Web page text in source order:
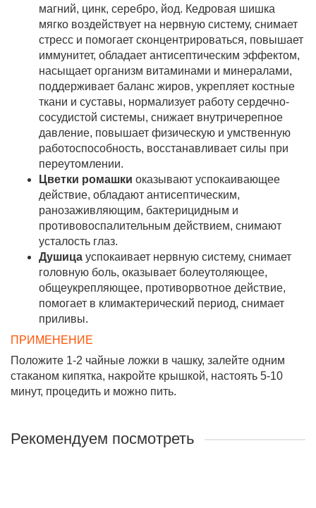
магний, цинк, серебро, йод. Кедровая шишка
мягко воздействует на нервную систему, снимает
стресс и помогает сконцентрироваться, повышает
иммунитет, обладает антисептическим эффектом,
насыщает организм витаминами и минералами,
поддерживает баланс жиров, укрепляет костные
ткани и суставы, нормализует работу сердечно-
сосудистой системы, снижает внутричерепное
давление, повышает физическую и умственную
работоспособность, восстанавливает силы при
переутомлении.
Цветки ромашки оказывают успокаивающее
действие, обладают антисептическим,
ранозаживляющим, бактерицидным и
противовоспалительным действием, снимают
усталость глаз.
Душица успокаивает нервную систему, снимает
головную боль, оказывает болеутоляющее,
общеукрепляющее, противорвотное действие,
помогает в климактерический период, снимает
приливы.
ПРИМЕНЕНИЕ
Положите 1-2 чайные ложки в чашку, залейте одним
стаканом кипятка, накройте крышкой, настоять 5-10
минут, процедить и можно пить.
Рекомендуем посмотреть